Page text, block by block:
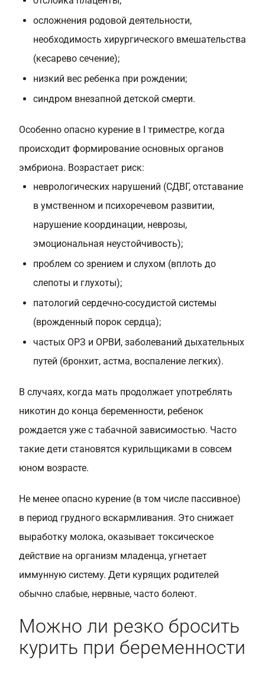
осложнения родовой деятельности,
необходимость хирургического вмешательства
(кесарево сечение);
низкий вес ребенка при рождении;
синдром внезапной детской смерти.
Особенно опасно курение в I триместре, когда
происходит формирование основных органов
эмбриона. Возрастает риск:
неврологических нарушений (СДВГ, отставание
в умственном и психоречевом развитии,
нарушение координации, неврозы,
эмоциональная неустойчивость);
проблем со зрением и слухом (вплоть до
слепоты и глухоты);
патологий сердечно-сосудистой системы
(врожденный порок сердца);
частых ОРЗ и ОРВИ, заболеваний дыхательных
путей (бронхит, астма, воспаление легких).
В случаях, когда мать продолжает употреблять
никотин до конца беременности, ребенок
рождается уже с табачной зависимостью. Часто
такие дети становятся курильщиками в совсем
юном возрасте.
Не менее опасно курение (в том числе пассивное)
в период грудного вскармливания. Это снижает
выработку молока, оказывает токсическое
действие на организм младенца, угнетает
иммунную систему. Дети курящих родителей
обычно слабые, нервные, часто болеют.
Можно ли резко бросить
курить при беременности